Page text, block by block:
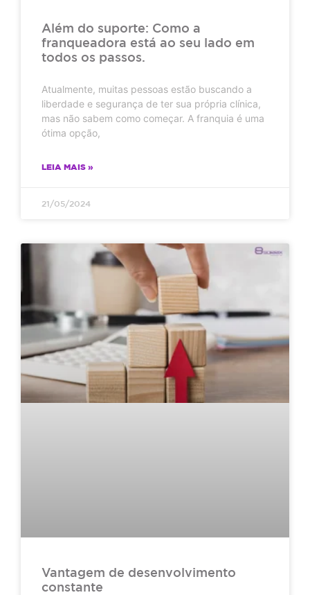
Além do suporte: Como a
franqueadora está ao seu lado em
todos os passos.
Atualmente, muitas pessoas estão buscando a
liberdade e segurança de ter sua própria clínica,
mas não sabem como começar. A franquia é uma
ótima opção,
LEIA MAIS »
21/05/2024
Vantagem de desenvolvimento
constante